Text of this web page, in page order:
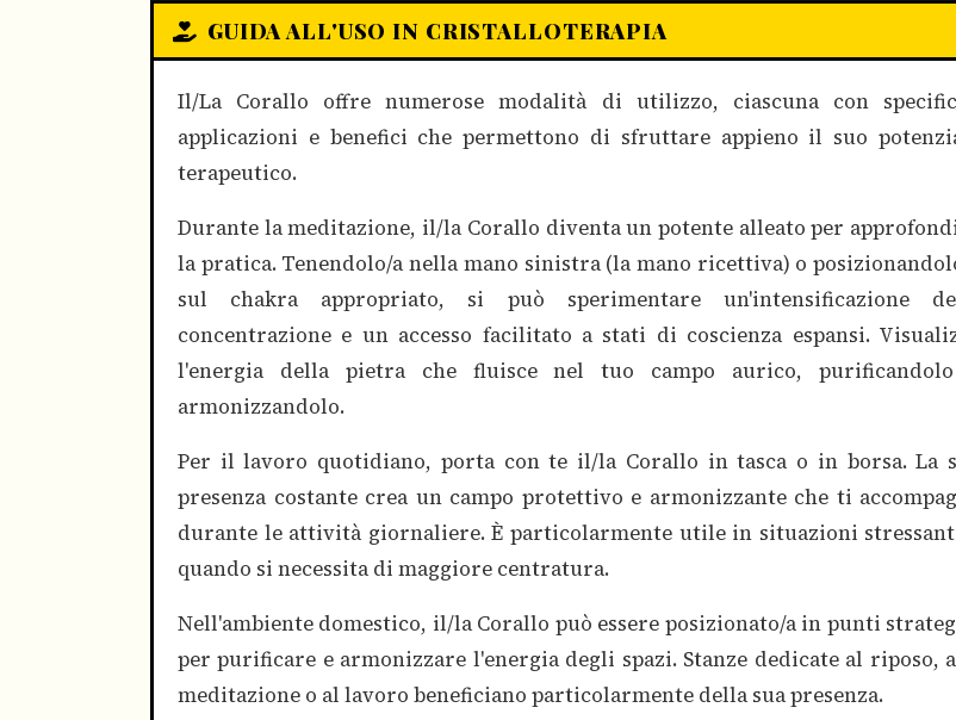
GUIDA ALL'USO IN CRISTALLOTERAPIA
Il/La Corallo offre numerose modalità di utilizzo, ciascuna con
applicazioni e benefici che permettono di sfruttare appieno il suo
terapeutico.
Durante la meditazione, il/la Corallo diventa un potente alleato per
la pratica. Tenendolo/a nella mano sinistra (la mano ricettiva) o
sul chakra appropriato, si può sperimentare un'intensificazione
concentrazione e un accesso facilitato a stati di coscienza espansi.
l'energia della pietra che fluisce nel tuo campo aurico,
armonizzandolo.
Per il lavoro quotidiano, porta con te il/la Corallo in tasca o in borsa. La
presenza costante crea un campo protettivo e armonizzante che ti
durante le attività giornaliere. È particolarmente utile in situazioni
quando si necessita di maggiore centratura.
Nell'ambiente domestico, il/la Corallo può essere posizionato/a in punti
per purificare e armonizzare l'energia degli spazi. Stanze dedicate al riposo,
meditazione o al lavoro beneficiano particolarmente della sua presenza.